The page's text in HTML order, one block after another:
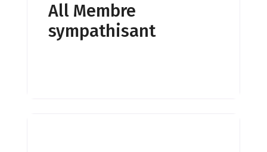
All Membre
sympathisant